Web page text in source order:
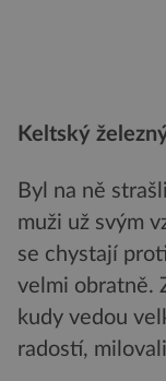
Keltský
Byl na ně
muži už svým
se chystají
velmi obratně.
kudy vedou
radostí,